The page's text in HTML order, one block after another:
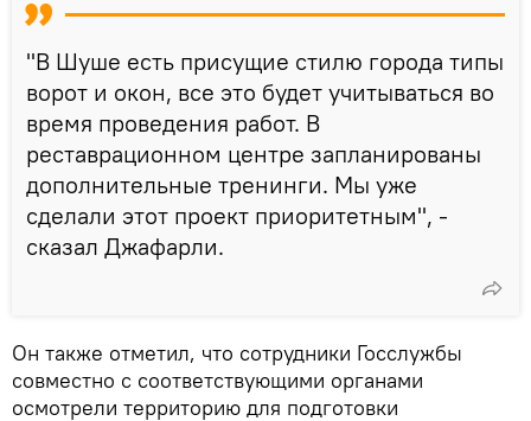
"В Шуше есть присущие стилю города типы
ворот и окон, все это будет учитываться во
время проведения работ. В
реставрационном центре запланированы
дополнительные тренинги. Мы уже
сделали этот проект приоритетным", -
сказал Джафарли.
Он также отметил, что сотрудники Госслужбы
совместно с соответствующими органами
осмотрели территорию для подготовки